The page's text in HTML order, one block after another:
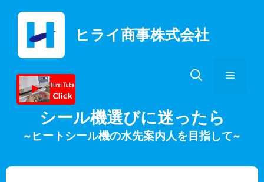
ヒライ商事株式会社
メ
シール機選びに迷ったら
~ヒートシール機の水先案内人を目指して~